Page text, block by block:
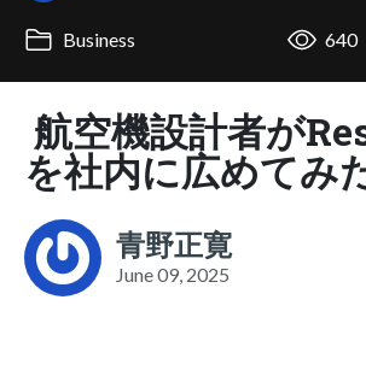
Business 640
航空機設計者が
を社内に広めてみ
青野正寛
June 09, 2025